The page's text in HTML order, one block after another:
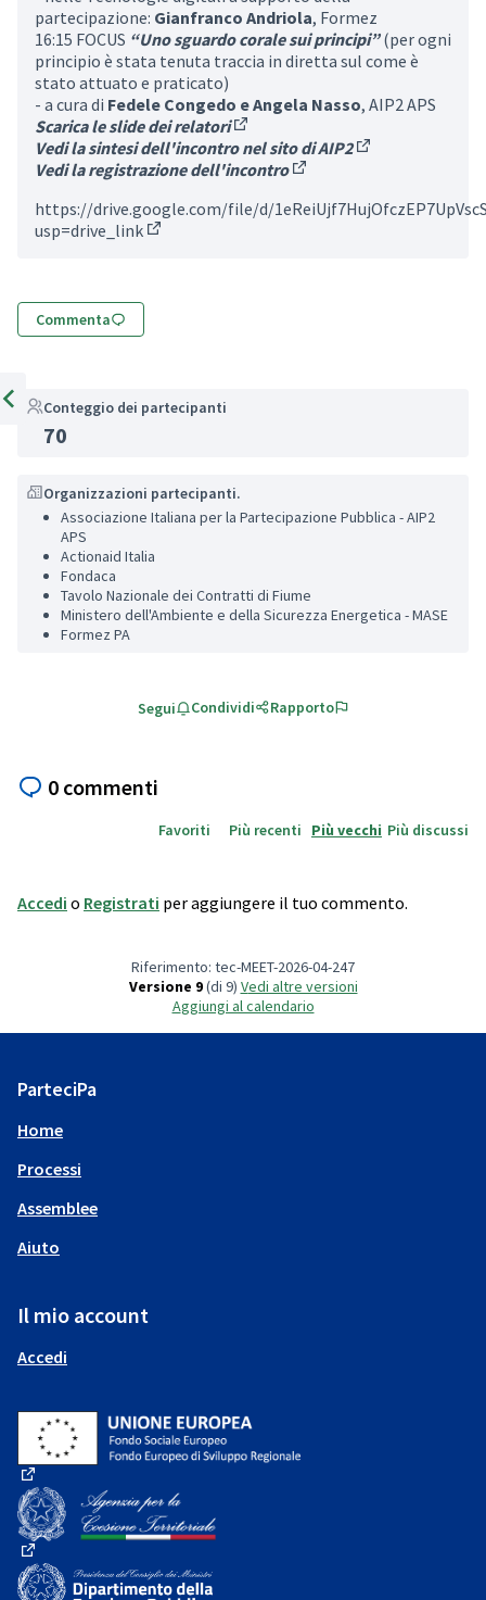
precedente
partecipazione: Gianfranco Andriola, Formez
16:15 FOCUS “Uno sguardo corale sui principi”(per ogni
principio è stata tenuta traccia in diretta sul come è
stato attuato e praticato)
- a cura di Fedele Congedo e Angela Nasso, AIP2 APS
Scarica le slide dei relatori
(Collegamento esterno)
Vedi la sintesi dell'incontro nel sito di AIP2
Vedi la registrazione dell'incontro
https://drive.google.com/file/d/
usp=drive_link
Commenta
Conteggio dei partecipanti
70
Organizzazioni partecipanti.
Associazione Italiana per la Partecipazione Pubblica - AIP2
APS
Actionaid Italia
Fondaca
Tavolo Nazionale dei Contratti di Fiume
Ministero dell'Ambiente e della Sicurezza Energetica - MASE
Formez PA
Segui Condividi Rapporto
0 commenti
Favoriti Più recenti Più vecchi Più discussi
Accedi o Registrati per aggiungere il tuo commento.
Riferimento: tec-MEET-2026-04-247
Versione 9(di 9) vedi altre versioni
Aggiungi al calendario
ParteciPa
Home
Processi
Assemblee
Aiuto
Il mio account
Accedi
(Collegamento esterno)
(Collegamento esterno)